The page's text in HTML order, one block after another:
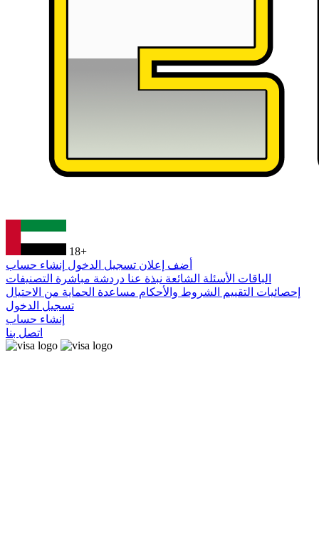
18+
أضف إعلان تسجيل الدخول إنشاء حساب
الباقات الأسئلة الشائعة نبذة عنا دردشة مباشرة التصنيفات
إحصائيات التقييم
الشروط والأحكام مساعدة الحماية من الاحتيال
تسجيل الدخول
إنشاء حساب
اتصل بنا